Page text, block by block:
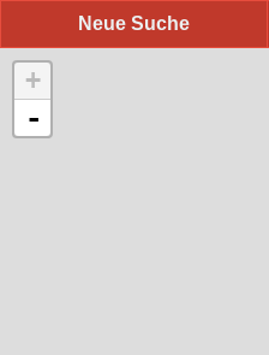
Neue Suche
+
-